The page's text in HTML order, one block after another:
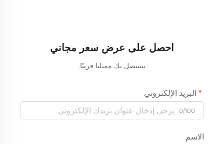
احصل على عرض سعر مجاني
سيتصل بك ممثلنا قريبًا.
البريد الإلكتروني
0/100
الاسم